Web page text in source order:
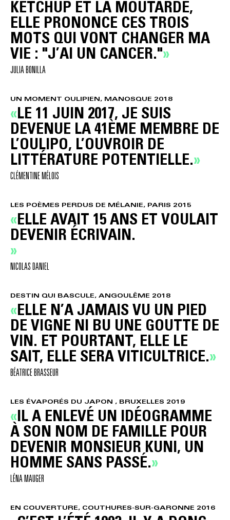
KETCHUP ET LA MOUTARDE,
ELLE PRONONCE CES TROIS
MOTS QUI VONT CHANGER MA
VIE : "J’AI UN CANCER."
JULIA BONILLA
UN MOMENT OULIPIEN, MANOSQUE 2018
LE 11 JUIN 2017, JE SUIS
DEVENUE LA 41ÈME MEMBRE DE
L’OULIPO, L’OUVROIR DE
LITTÉRATURE POTENTIELLE.
CLÉMENTINE MÉLOIS
LES POÈMES PERDUS DE MÉLANIE, PARIS 2015
ELLE AVAIT 15 ANS ET VOULAIT
DEVENIR ÉCRIVAIN.
NICOLAS DANIEL
DESTIN QUI BASCULE, ANGOULÊME 2018
ELLE N’A JAMAIS VU UN PIED
DE VIGNE NI BU UNE GOUTTE DE
VIN. ET POURTANT, ELLE LE
SAIT, ELLE SERA VITICULTRICE.
BÉATRICE BRASSEUR
LES ÉVAPORÉS DU JAPON , BRUXELLES 2019
IL A ENLEVÉ UN IDÉOGRAMME
À SON NOM DE FAMILLE POUR
DEVENIR MONSIEUR KUNI, UN
HOMME SANS PASSÉ.
LÉNA MAUGER
EN COUVERTURE, COUTHURES-SUR-GARONNE 2016